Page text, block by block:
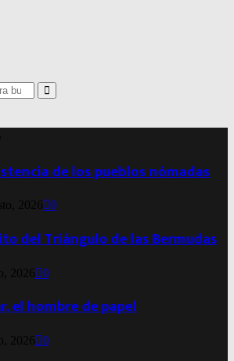
Search
de los pueblos nómadas
2026 0
del Triángulo de las Bermudas
2026 0
el hombre de papel
2026 0